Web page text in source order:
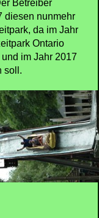
Betreiber
diesen nunmehr
da im Jahr
Ontario
im Jahr 2017
soll.